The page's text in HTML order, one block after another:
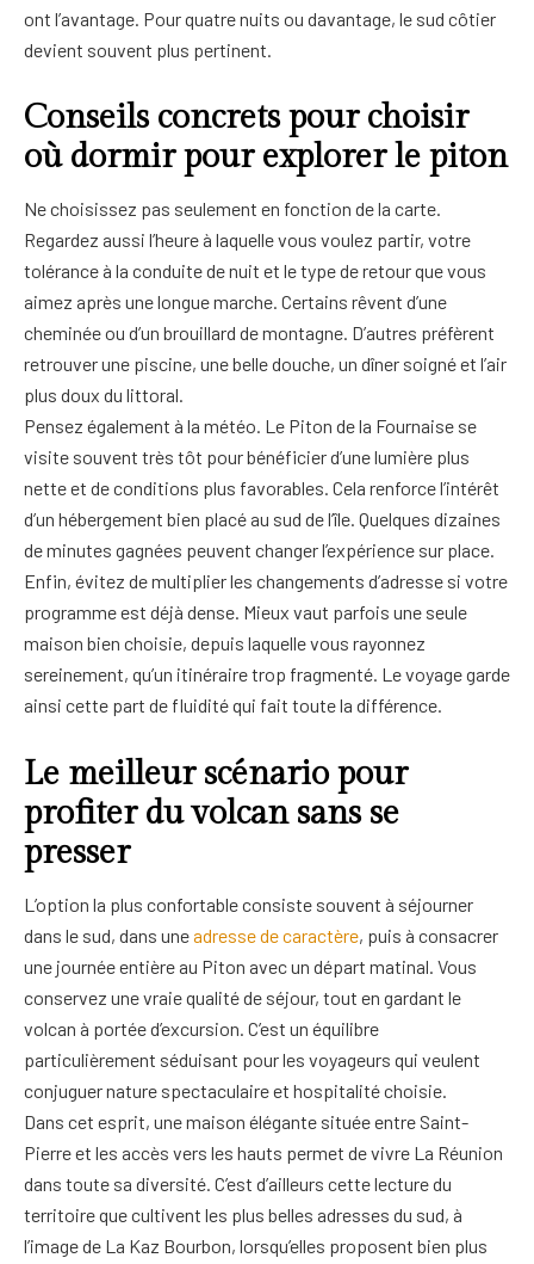
ont l’avantage. Pour quatre nuits ou davantage, le sud côtier
devient souvent plus pertinent.
Conseils concrets pour choisir
où dormir pour explorer le piton
Ne choisissez pas seulement en fonction de la carte.
Regardez aussi l’heure à laquelle vous voulez partir, votre
tolérance à la conduite de nuit et le type de retour que vous
aimez après une longue marche. Certains rêvent d’une
cheminée ou d’un brouillard de montagne. D’autres préfèrent
retrouver une piscine, une belle douche, un dîner soigné et l’air
plus doux du littoral.
Pensez également à la météo. Le Piton de la Fournaise se
visite souvent très tôt pour bénéficier d’une lumière plus
nette et de conditions plus favorables. Cela renforce l’intérêt
d’un hébergement bien placé au sud de l’île. Quelques dizaines
de minutes gagnées peuvent changer l’expérience sur place.
Enfin, évitez de multiplier les changements d’adresse si votre
programme est déjà dense. Mieux vaut parfois une seule
maison bien choisie, depuis laquelle vous rayonnez
sereinement, qu’un itinéraire trop fragmenté. Le voyage garde
ainsi cette part de fluidité qui fait toute la différence.
Le meilleur scénario pour
profiter du volcan sans se
presser
L’option la plus confortable consiste souvent à séjourner
dans le sud, dans uneadresse de caractère, puis à consacrer
une journée entière au Piton avec un départ matinal. Vous
conservez une vraie qualité de séjour, tout en gardant le
volcan à portée d’excursion. C’est un équilibre
particulièrement séduisant pour les voyageurs qui veulent
conjuguer nature spectaculaire et hospitalité choisie.
Dans cet esprit, une maison élégante située entre Saint-
Pierre et les accès vers les hauts permet de vivre La Réunion
dans toute sa diversité. C’est d’ailleurs cette lecture du
territoire que cultivent les plus belles adresses du sud, à
l’image de La Kaz Bourbon, lorsqu’elles proposent bien plus